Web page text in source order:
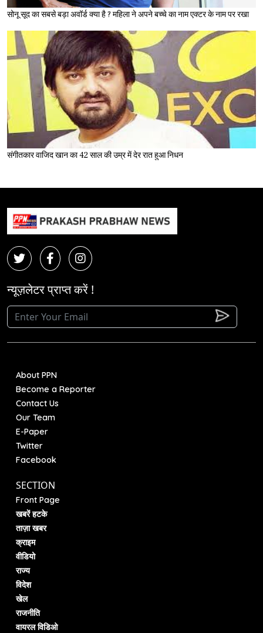
सोनू सूद का सबसे बड़ा अवॉर्ड क्या है ? महिला ने अपने बच्चे का नाम एक्टर के नाम पर रखा
संगीतकार वाजिद खान का 42 साल की उम्र में देर रात हुआ निधन
न्यूज़लेटर प्राप्त करें !
About PPN
Become a Reporter
Contact Us
Our Team
E-Paper
Twitter
Facebook
SECTION
Front Page
खबरें हटके
ताज़ा खबर
क्राइम
वीडियो
राज्य
विदेश
खेल
राजनीति
वायरल विडिओ